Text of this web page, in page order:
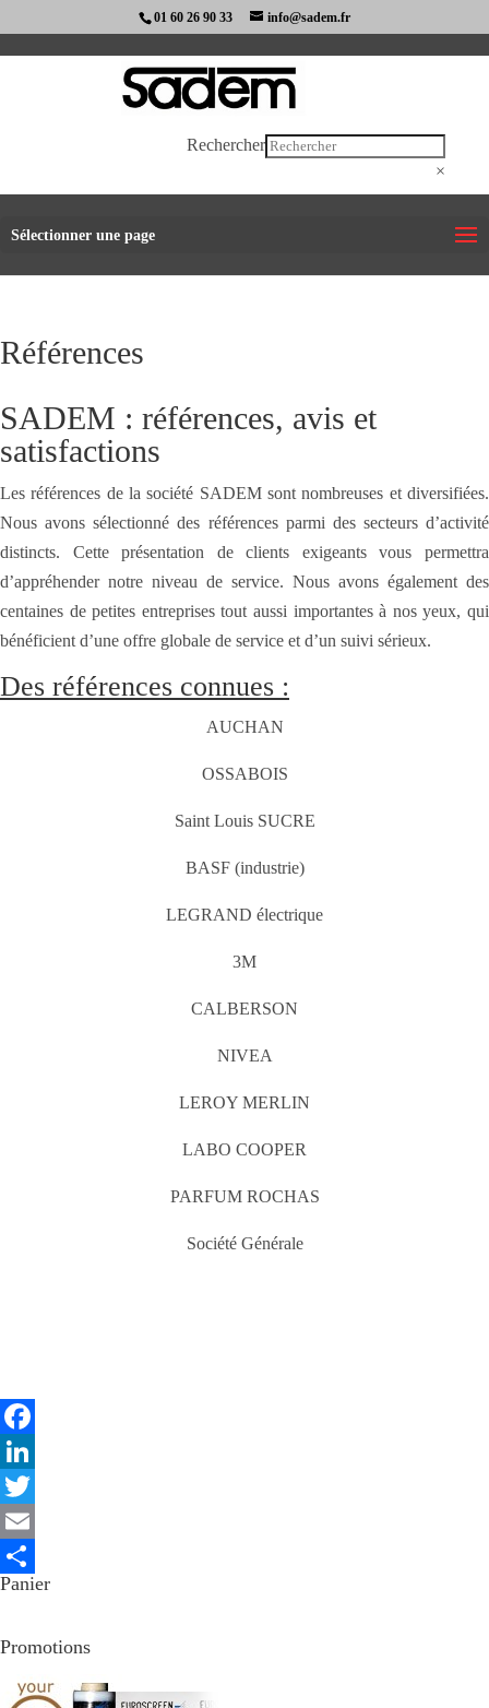
01 60 26 90 33 info@sadem.fr
Rechercher
×
Sélectionner une page
Références
SADEM : références, avis et
satisfactions
Les références de la société SADEM sont nombreuses et diversifiées.
Nous avons sélectionné des références parmi des secteurs d’activité
distincts. Cette présentation de clients exigeants vous permettra
d’appréhender notre niveau de service. Nous avons également des
centaines de petites entreprises tout aussi importantes à nos yeux, qui
bénéficient d’une offre globale de service et d’un suivi sérieux.
Des références connues :
AUCHAN
OSSABOIS
Saint Louis SUCRE
BASF (industrie)
LEGRAND électrique
3M
CALBERSON
NIVEA
LEROY MERLIN
LABO COOPER
PARFUM ROCHAS
Société Générale
Facebook
LinkedIn
Twitter
Email
Partager
Panier
Promotions